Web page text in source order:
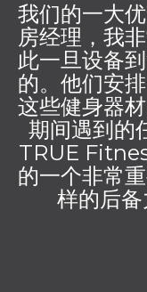
我们的一大
房经理，我
此一旦设备
的。他们安
这些健身器
期间遇到的
TRUE
的一个非常
样的后备